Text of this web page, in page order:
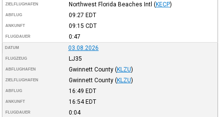
ZIELFLUGHAFEN Northwest Florida Beaches Intl (KECP)
ABFLUG 09:27 EDT
ANKUNFT 09:15 CDT
FLUGDAUER 0:47
DATUM 03.08.2026
FLUGZEUG LJ35
ABFLUGHAFEN Gwinnett County (KLZU)
ZIELFLUGHAFEN Gwinnett County (KLZU)
ABFLUG 16:49 EDT
ANKUNFT 16:54EDT
FLUGDAUER 0:04